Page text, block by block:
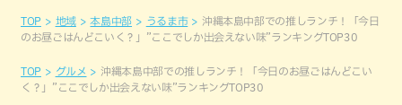
TOP 地域 本島中部 うるま市
沖縄本島中部での推しランチ！「今日
のお昼ごはんどこいく？」”ここでしか出会えない味”ランキングTOP30
TOP グルメ
沖縄本島中部での推しランチ！「今日のお昼ごはんどこい
く？」”ここでしか出会えない味”ランキングTOP30